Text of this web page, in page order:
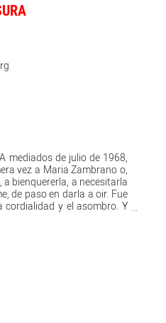
mediados de julio de 1968,
vez a Maria Zambrano o,
a bienquererla, a necesitarla
de paso en darla a oir. Fue
y el asombro. Y
siempre: ya aquella
varios sobresaltos o que a
resultaron tales y hoy
en parecido estado de